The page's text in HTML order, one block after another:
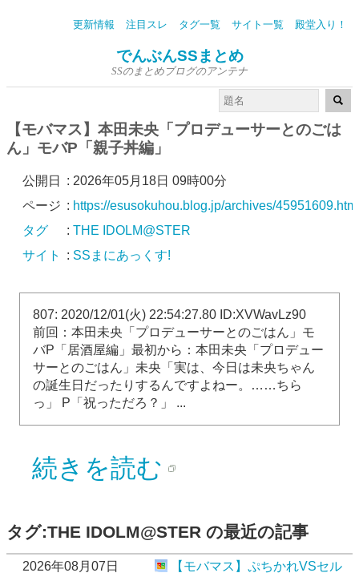
更新情報 注目スレ タグ一覧 サイト一覧 殿堂入り！
でんぶんSSまとめ
SSのまとめブログのアンテナ
【モバマス】本田未央「プロデューサーとのごは
ん」モバP「親子丼編」
公開日 : 2026年05月18日 09時00分
ページ : https://esusokuhou.blog.jp/archives/
タグ
: THE IDOLM@STER
サイト
: SSまにあっくす!
807: 2020/12/01(火) 22:54:27.80 ID:XVWavLz90
前回：本田未央「プロデューサーとのごはん」モ
バP「居酒屋編」最初から：本田未央「プロデュー
サーとのごはん」未央「実は、今日は未央ちゃん
の誕生日だったりするんですよねー。……ちら
っ」 P「祝っただろ？」 ...
続きを読む
タグ:THE IDOLM@STER の最近の記事
2026年08月07日
【モバマス】ぷちかれVSセル